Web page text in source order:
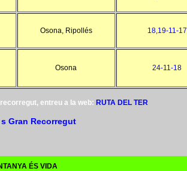
Osona, Ripollés 18,19-11-17
Osona 24-11-18
entreu a la web: RUTA DEL TER
Gran Recorregut
ÉS VIDA